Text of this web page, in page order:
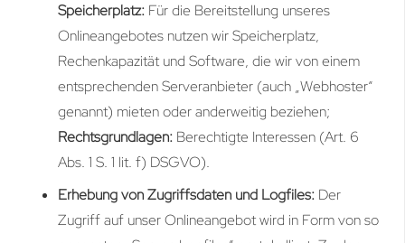
Speicherplatz: Für die Bereitstellung unseres
Onlineangebotes nutzen wir Speicherplatz,
Rechenkapazität und Software, die wir von einem
entsprechenden Serveranbieter (auch „Webhoster“
genannt) mieten oder anderweitig beziehen;
Rechtsgrundlagen: Berechtigte Interessen (Art. 6
Abs. 1 S. 1 lit. f) DSGVO).
Erhebung von Zugriffsdaten und Logfiles: Der
Zugriff auf unser Onlineangebot wird in Form von so